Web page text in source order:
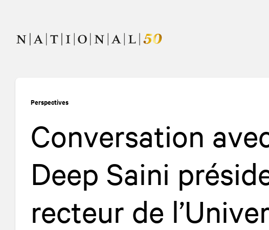
navigation
Perspectives
Conversation
Deep Saini
recteur de